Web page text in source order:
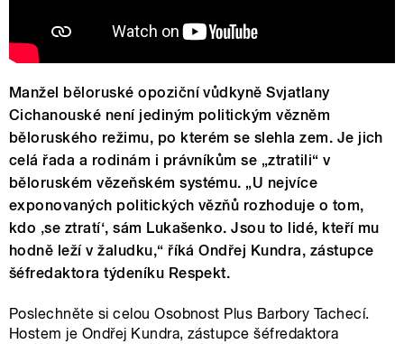
Manžel běloruské opoziční vůdkyně Svjatlany
Cichanouské není jediným politickým vězněm
běloruského režimu, po kterém se slehla zem. Je jich
celá řada a rodinám i právníkům se „ztratili“ v
běloruském vězeňském systému. „U nejvíce
exponovaných politických vězňů rozhoduje o tom,
kdo ‚se ztratí‘, sám Lukašenko. Jsou to lidé, kteří mu
hodně leží v žaludku,“ říká Ondřej Kundra, zástupce
šéfredaktora týdeníku Respekt.
Poslechněte si celou Osobnost Plus Barbory Tachecí.
Hostem je Ondřej Kundra, zástupce šéfredaktora